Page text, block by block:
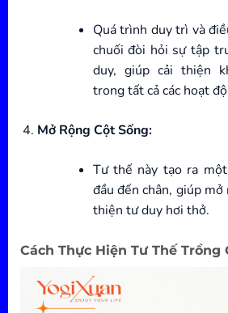
Quá trình duy trì và
chuối đòi hỏi sự tập
duy, giúp cải thiện
trong tất cả các hoạt
Mở Rộng Cột Sống:
Tư thế này tạo ra
đầu đến chân, giúp
thiện tư duy hơi thở.
Cách Thực Hiện Tư Thế Trồng